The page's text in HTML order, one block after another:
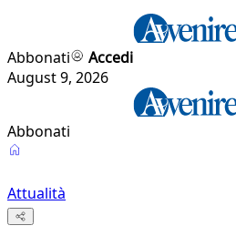
Abbonati
Accedi
August 9, 2026
Abbonati
Attualità